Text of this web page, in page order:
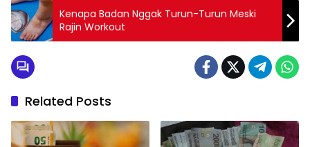
Kenapa Badan Nggak Turun-Turun Meski
Rajin Workout
Related Posts